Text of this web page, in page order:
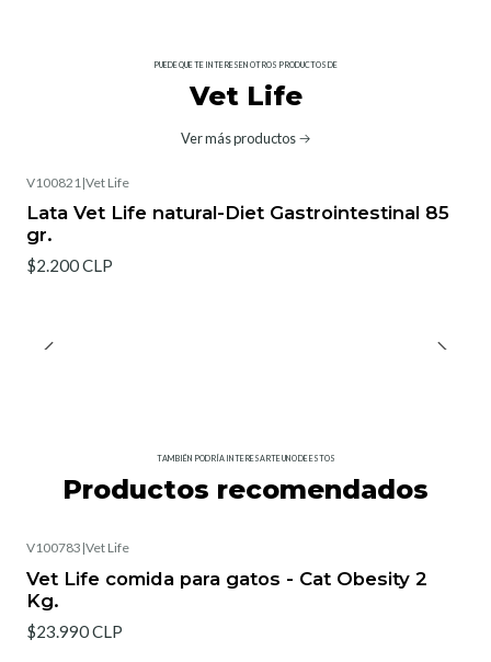
PUEDE QUE TE INTERESEN OTROS PRODUCTOS DE
Vet Life
Ver más productos
V100821|Vet Life
Lata Vet Life natural-Diet Gastrointestinal 85
gr.
$2.200 CLP
TAMBIÉN PODRÍA INTERESARTE UNO DE ESTOS
Productos recomendados
V100783 |Vet Life
Vet Life comida para gatos - Cat Obesity 2
Kg.
$23.990 CLP